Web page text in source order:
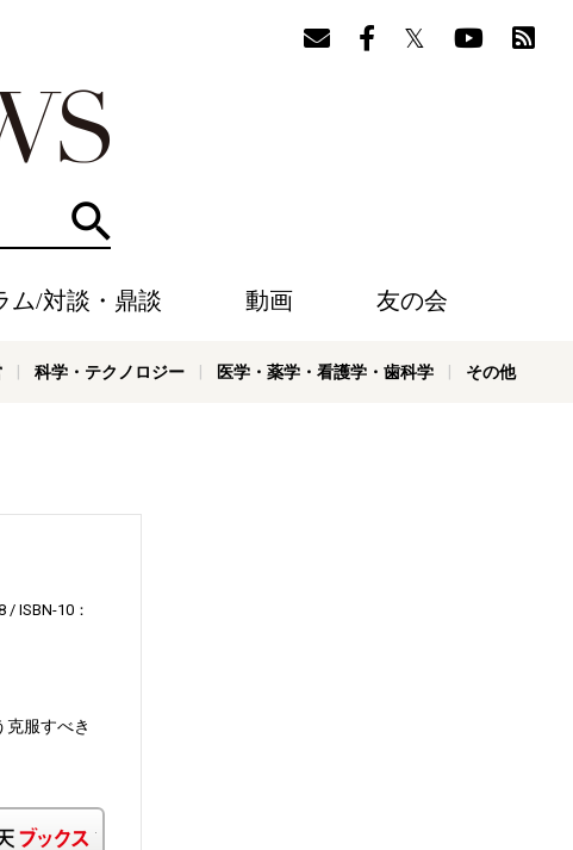
検索
ム/対談・鼎談 動画 友の会
科学・テクノロジー 医学・薬学・看護学・歯科学 その他
ISBN-10：
克服すべき